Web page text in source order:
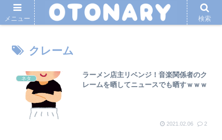
クレーム
ネタ
ラーメン店主リベンジ！音楽関係者のク
レームを晒してニュースでも晒すｗｗｗ
2021.02.06 2
メニュー 検索